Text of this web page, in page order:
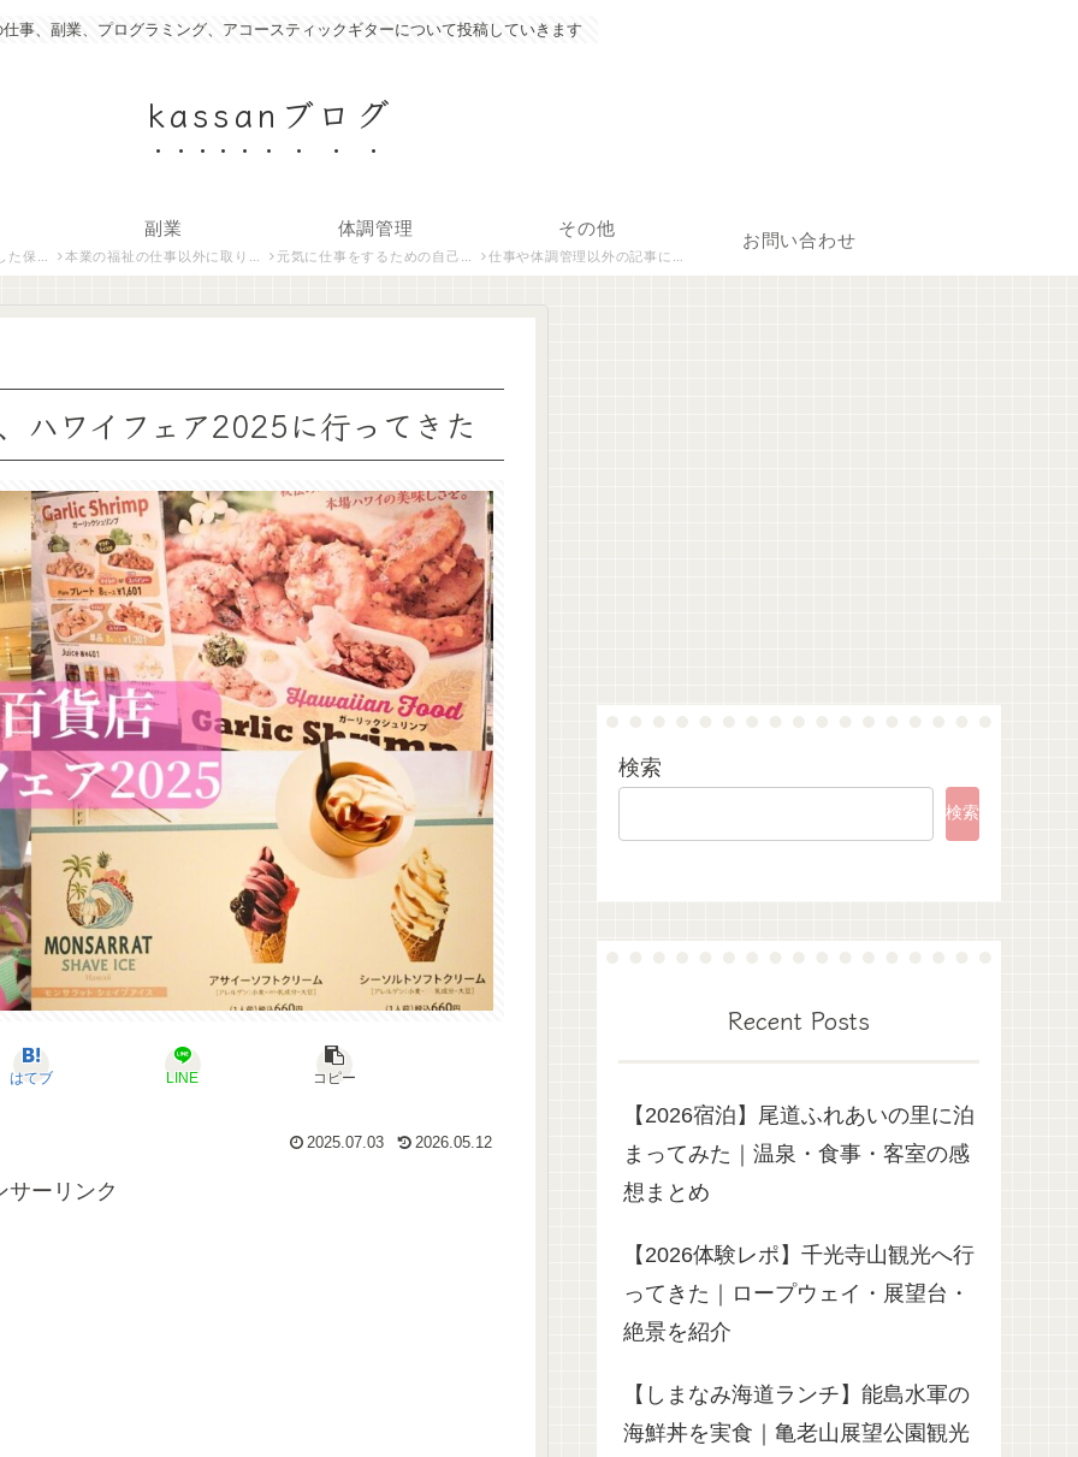
仕事、副業、プログラミング、アコースティックギターについて投稿していきます
kassanブログ
紹介します。
副業
本業の福祉の仕事以外に取り組んでいる仕事について紹介します。
体調管理
元気に仕事をするための自己管理術について説明します。
その他
仕事や体調管理以外の記事について執筆しています。
お問い合わせ
ハワイフェア2025に行ってきた
はてブ LINE コピー
2025.07.03 2026.05.12
サーリンク
検索
検索
Recent Posts
【2026宿泊】尾道ふれあいの里に泊
まってみた｜温泉・食事・客室の感
想まとめ
【2026体験レポ】千光寺山観光へ行
ってきた｜ロープウェイ・展望台・
絶景を紹介
【しまなみ海道ランチ】能島水軍の
海鮮丼を実食｜亀老山展望公園観光